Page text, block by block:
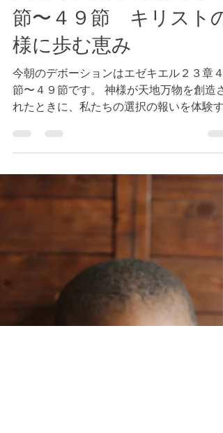
Tokyo Bay Bible Fellowship
2023年4月23日
読了時間: 2分
エゼキエル２３章４３
節〜４９節 キリストの
様に歩む恵み
節〜４９節です。 神様が天地万物を創造さ
れたときに、私たちの選択の報いを体験す
ように創造されました。 信仰者には、御霊
の実が与えられています。（参照 ガラテ
５章２２節）つまり、私たちの信仰生活は
平和の中で歩まれているということで...